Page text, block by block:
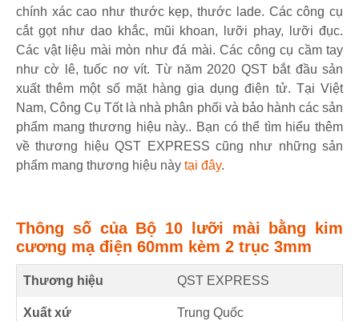
chính xác cao như thước kẹp, thước lade. Các công cụ
cắt gọt như dao khắc, mũi khoan, lưỡi phay, lưỡi đục.
Các vật liệu mài mòn như đá mài. Các công cụ cầm tay
như cờ lê, tuốc nơ vít. Từ năm 2020 QST bắt đầu sản
xuất thêm một số mặt hàng gia dụng điện tử. Tại Việt
Nam, Công Cụ Tốt là nhà phân phối và bảo hành các sản
phẩm mang thương hiệu này.. Bạn có thể tìm hiểu thêm
về thương hiệu QST EXPRESS cũng như những sản
phẩm mang thương hiệu này tại đây.
Thông số của Bộ 10 lưỡi mài bằng kim
cương mạ điện 60mm kèm 2 trục 3mm
Thương hiệu QST EXPRESS
Xuất xứ Trung Quốc